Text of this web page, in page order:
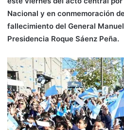
Nacional y en conmemoración
fallecimiento del General
Presidencia Roque Sáenz Peña.